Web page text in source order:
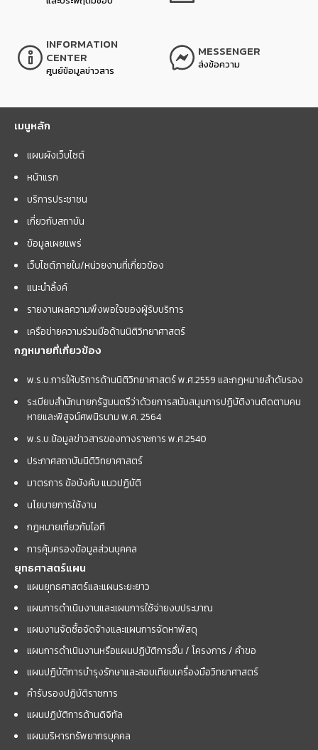
INFORMATION
CENTER
ศูนย์ข้อมูลข่าวสาร
MESSENGER
ส่งข้อความ
เมนูหลัก
แผนผังเว็บไซต์
หน้าแรก
บริการประชาชน
เกี่ยวกับสถาบัน
ข้อมูลเผยแพร่
เว็บไซต์ภายใน/หน่วยงานที่เกี่ยวข้อง
แนะนำลิ้งค์
รายงานผลความพึงพอใจของผู้รับบริการ
เครือข่ายความร่วมมือด้านนิติวิทยาศาสตร์
กฎหมายที่เกี่ยวข้อง
พ.ร.บ.การให้บริการด้านนิติวิทยาศาสตร์ พ.ศ.2559 และกฏหมายลำดับรอง
ระเบียบสำนักนายกรัฐมนตรีว่าด้วยการสนับสนุนการปฏิบัติงานติดตามคน
หายและพิสูจน์ศพนิรนาม พ.ศ. 2564
พ.ร.บ.ข้อมูลข่าวสารของทางราชการ พ.ศ.2540
ประกาศสถาบันนิติวิทยาศาสตร์
มาตรการ ข้อบังคับ แนวปฏิบัติ
นโยบายการใช้งาน
กฎหมายเกี่ยวกับไอที
การคุ้มครองข้อมูลส่วนบุคคล
ยุทธศาสตร์แผน
แผนยุทธศาสตร์และแผนระยะยาว
แผนการดำเนินงานและแผนการใช้จ่ายงบประมาณ
แผนงานจัดซื้อจัดจ้างและแผนการจัดหาพัสดุ
แผนการดำเนินงานหรือแผนปฏิบัติการอื่น / โครงการ / คำขอ
แผนปฏิบัติการบำรุงรักษาและสอบเทียบเครื่องมือวิทยาศาสตร์
คำรับรองปฏิบัติราชการ
แผนปฏิบัติการด้านดิจิทัล
แผนบริหารทรัพยากรบุคคล